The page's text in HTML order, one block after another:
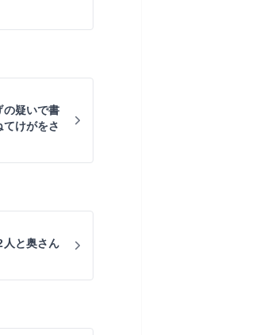
の疑いで書
けがをさ
と奥さん